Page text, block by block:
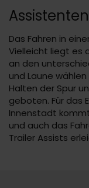
Das Fahren in
Vielleicht liegt es
an den
und Laune
Halten der Spur
geboten. Für das
Innenstadt
und auch das
Trailer Assists